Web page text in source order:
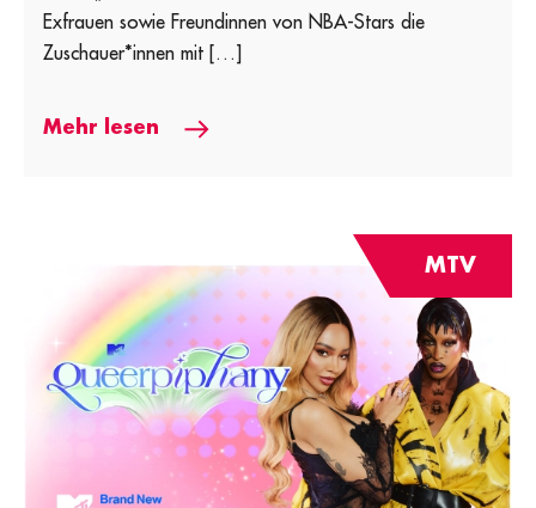
Exfrauen sowie Freundinnen von NBA-Stars die
Zuschauer*innen mit […]
Mehr lesen
MTV